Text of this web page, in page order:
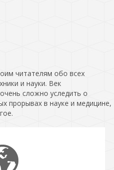
читателям обо всех
и науки. Век
сложно уследить о
прорывах в науке и медицине,